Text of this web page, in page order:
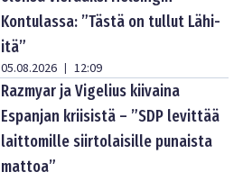
Kontulassa: ”Tästä on tullut Lähi-
itä”
05.08.2026 | 12:09
Razmyar ja Vigelius kiivaina
Espanjan kriisistä – ”SDP levittää
laittomille siirtolaisille punaista
mattoa”